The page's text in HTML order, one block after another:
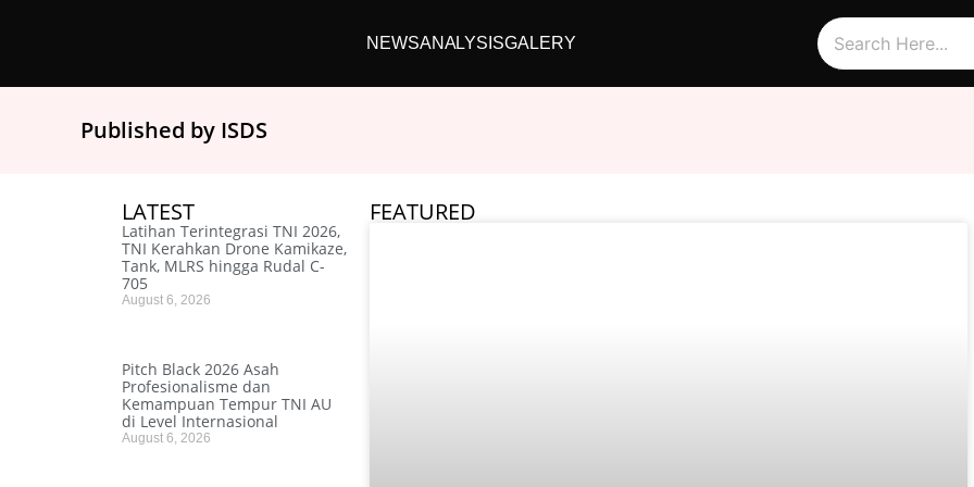
NEWSANALYSISGALERY
Published by ISDS
LATEST
Latihan Terintegrasi TNI 2026,
TNI Kerahkan Drone Kamikaze,
Tank, MLRS hingga Rudal C-
705
August 6, 2026
Pitch Black 2026 Asah
Profesionalisme dan
Kemampuan Tempur TNI AU
di Level Internasional
August 6, 2026
FEATURED